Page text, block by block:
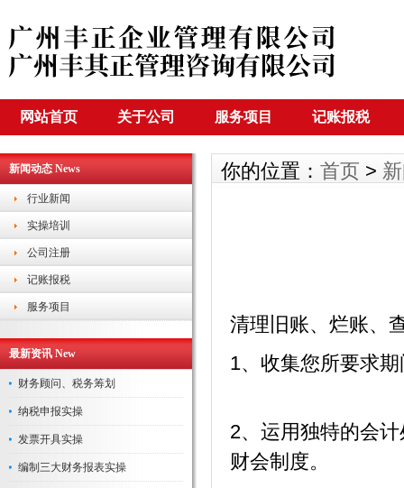
网站首页 关于公司 服务项目 记账报税
新闻动态 News
行业新闻
实操培训
公司注册
记账报税
服务项目
最新资讯 New
财务顾问、税务筹划
纳税申报实操
发票开具实操
编制三大财务报表实操
你的位置： 首页 >
清理旧账、烂账、
1、收集您所要求
2、运用独特的会
财会制度。